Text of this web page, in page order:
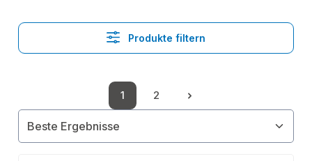
Produkte filtern
Seite
1
Seite
2